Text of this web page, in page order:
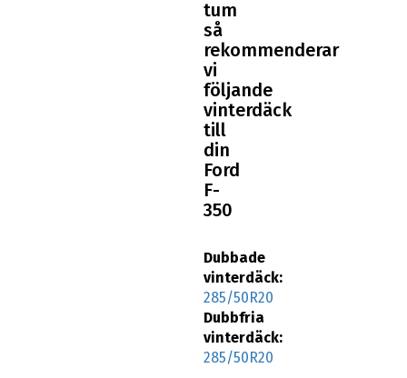
tum
så
rekommenderar
vi
följande
vinterdäck
till
din
Ford
F-
350
Dubbade
vinterdäck:
285/50R20
Dubbfria
vinterdäck:
285/50R20